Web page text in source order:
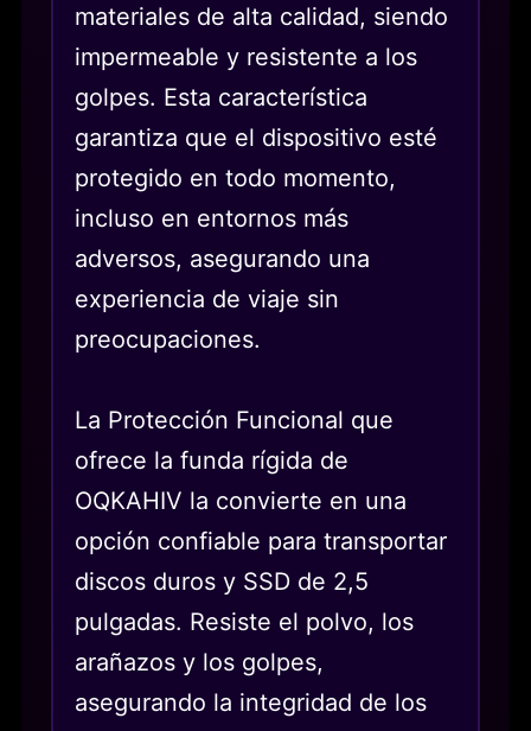
materiales de alta calidad, siendo
impermeable y resistente a los
golpes. Esta característica
garantiza que el dispositivo esté
protegido en todo momento,
incluso en entornos más
adversos, asegurando una
experiencia de viaje sin
preocupaciones.
La Protección Funcional que
ofrece la funda rígida de
OQKAHIV la convierte en una
opción confiable para transportar
discos duros y SSD de 2,5
pulgadas. Resiste el polvo, los
arañazos y los golpes,
asegurando la integridad de los